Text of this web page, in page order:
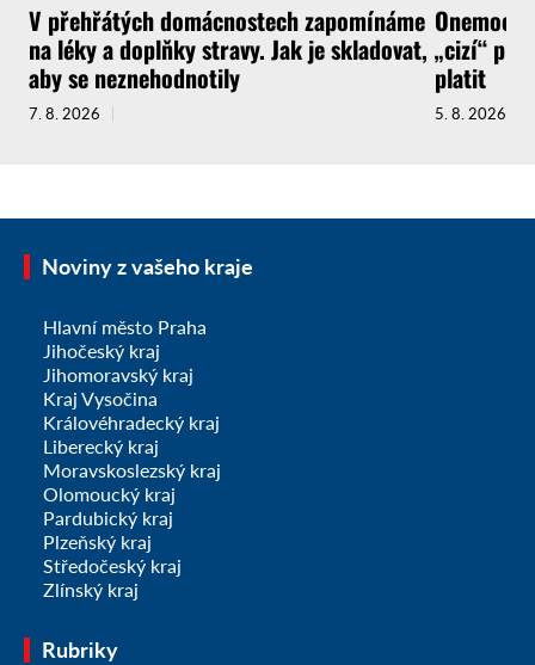
V přehřátých domácnostech zapomínáme
na léky a doplňky stravy. Jak je skladovat,
aby se neznehodnotily
7. 8. 2026
„cizí“
platit
5. 8. 2026
Noviny z vašeho kraje
Hlavní město Praha
Jihočeský kraj
Jihomoravský kraj
Kraj Vysočina
Královéhradecký kraj
Liberecký kraj
Moravskoslezský kraj
Olomoucký kraj
Pardubický kraj
Plzeňský kraj
Středočeský kraj
Zlínský kraj
Rubriky